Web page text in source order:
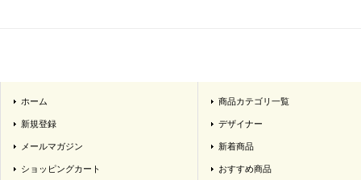
ホーム
新規登録
メールマガジン
ショッピングカート
商品カテゴリ一覧
デザイナー
新着商品
おすすめ商品